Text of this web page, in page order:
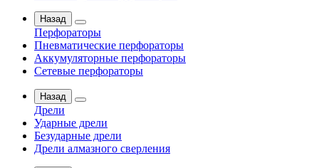
Назад
Перфораторы
Пневматические перфораторы
Аккумуляторные перфораторы
Сетевые перфораторы
Назад
Дрели
Ударные дрели
Безударные дрели
Дрели алмазного сверления